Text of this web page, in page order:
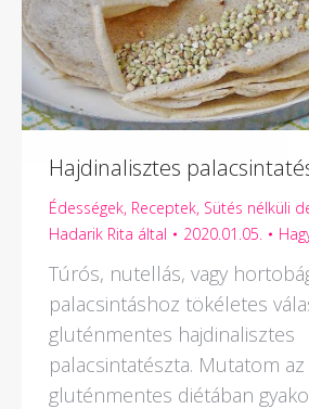
Hajdinalisztes
Édességek, Receptek, Sütés nélküli
Hadarik Rita által 2020.01.05.
Túrós, nutellás, vagy
palacsintáshoz tökéletes
gluténmentes hajdinalisztes
palacsintatészta. Mutatom
gluténmentes diétában